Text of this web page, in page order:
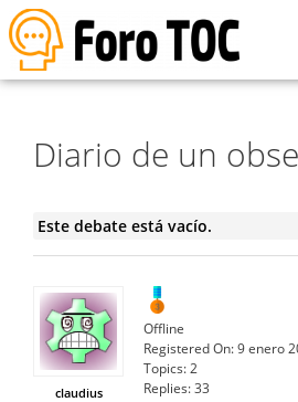
Diario de un
Este debate está vacío.
claudius
Offline
Registered On:9 enero
Topics:2
Replies:33